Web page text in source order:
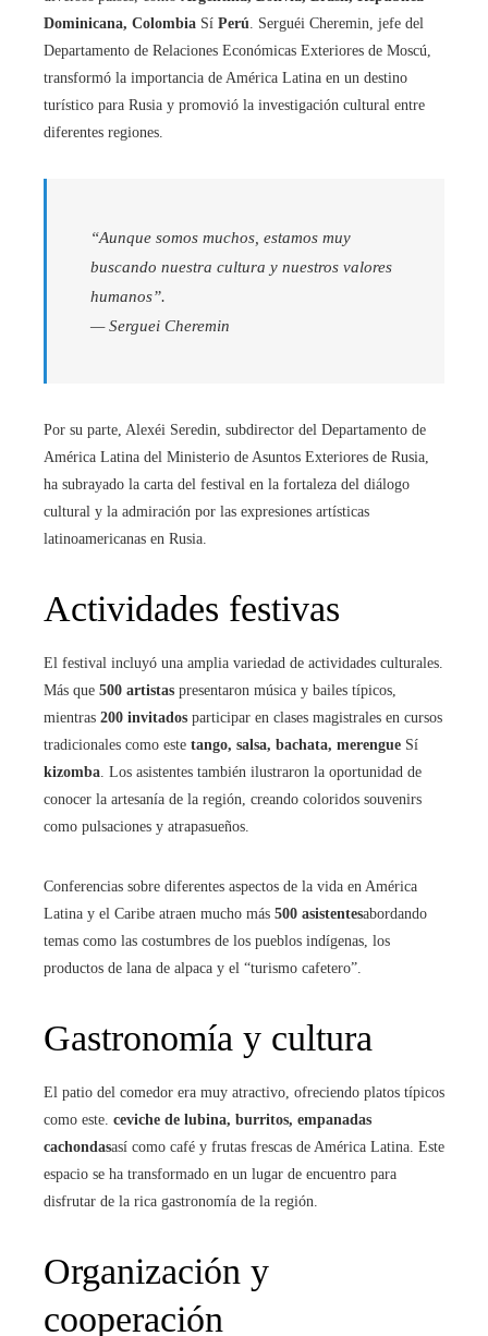
Dominicana, Colombia Sí Perú. Serguéi Cheremin, jefe del
Departamento de Relaciones Económicas Exteriores de Moscú,
transformó la importancia de América Latina en un destino
turístico para Rusia y promovió la investigación cultural entre
diferentes regiones.
“Aunque somos muchos, estamos muy
buscando nuestra cultura y nuestros valores
humanos”.
—Serguei Cheremin
Por su parte, Alexéi Seredin, subdirector del Departamento de
América Latina del Ministerio de Asuntos Exteriores de Rusia,
ha subrayado la carta del festival en la fortaleza del diálogo
cultural y la admiración por las expresiones artísticas
latinoamericanas en Rusia.
Actividades festivas
El festival incluyó una amplia variedad de actividades culturales.
Más que 500 artistas presentaron música y bailes típicos,
mientras 200 invitados participar en clases magistrales en cursos
tradicionales como este tango, salsa, bachata, merengue Sí
kizomba. Los asistentes también ilustraron la oportunidad de
conocer la artesanía de la región, creando coloridos souvenirs
como pulsaciones y atrapasueños.
Conferencias sobre diferentes aspectos de la vida en América
Latina y el Caribe atraen mucho más 500 asistentesabordando
temas como las costumbres de los pueblos indígenas, los
productos de lana de alpaca y el “turismo cafetero”.
Gastronomía y cultura
El patio del comedor era muy atractivo, ofreciendo platos típicos
como este. ceviche de lubina, burritos, empanadas
cachondasasí como café y frutas frescas de América Latina. Este
espacio se ha transformado en un lugar de encuentro para
disfrutar de la rica gastronomía de la región.
Organización y
cooperación